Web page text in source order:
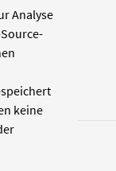
Analyse
keine